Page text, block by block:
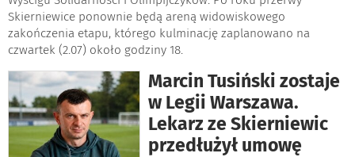
Skierniewice ponownie będą areną widowiskowego
zakończenia etapu, którego kulminację zaplanowano na
czwartek (2.07) około godziny 18.
Marcin Tusiński zostaje
w Legii Warszawa.
Lekarz ze Skierniewic
przedłużył umowę